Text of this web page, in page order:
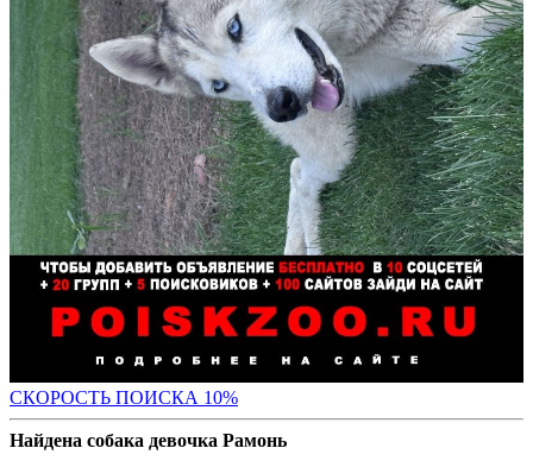
СКОРОСТЬ ПОИСКА 10%
Найдена собака девочка Рамонь